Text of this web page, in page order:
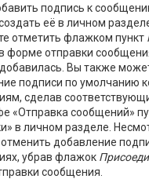
подпись к
её в личном
отметить флажком пункт
форме отправки
Вы также
подписи по умолчанию
сделав
«Отправка сообщений»
в личном разделе.
добавление
убрав флажок
сообщения.